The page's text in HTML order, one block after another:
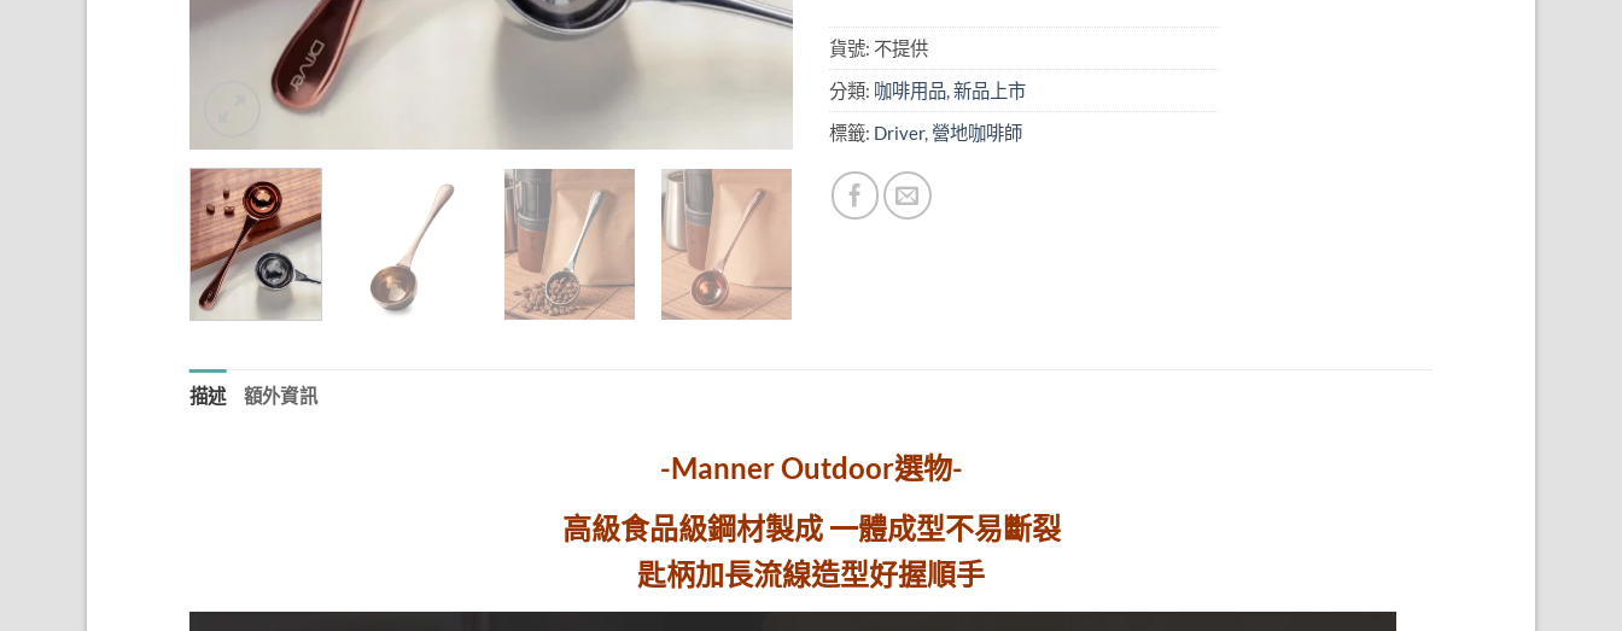
貨號: 不提供
分類: 咖啡用品,新品上市
標籤: Driver, 營地咖啡師
描述 額外資訊
-Manner Outdoor選物-
高級食品級鋼材製成 一體成型不易斷裂
匙柄加長流線造型好握順手